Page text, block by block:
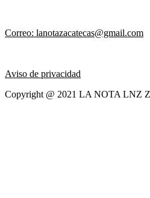
Correo: lanotazacatecas@gmail.com
Aviso de privacidad
Copyright @ 2021 LA NOTA LNZ